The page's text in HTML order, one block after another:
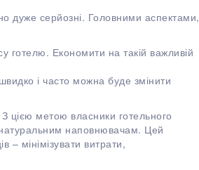
дуже серйозні. Головними аспектами,
готелю. Економити на такій важливій
і часто можна буде змінити
цією метою власники готельного
натуральним наповнювачам. Цей
мінімізувати витрати,